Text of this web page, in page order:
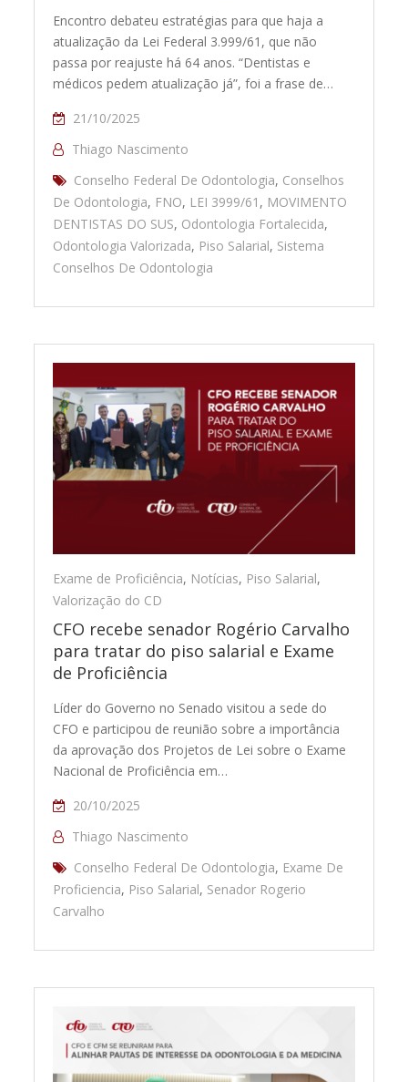
Encontro debateu estratégias para que haja a
atualização da Lei Federal 3.999/61, que não
passa por reajuste há 64 anos. “Dentistas e
médicos pedem atualização já”, foi a frase de…
21/10/2025
Thiago Nascimento
Conselho Federal De Odontologia, Conselhos
De Odontologia, FNO, LEI 3999/61 , MOVIMENTO
DENTISTAS DO SUS, Odontologia Fortalecida,
Odontologia Valorizada, Piso Salarial, Sistema
Conselhos De Odontologia
Exame de Proficiência, Notícias, Piso Salarial,
Valorização do CD
CFO recebe senador Rogério Carvalho
para tratar do piso salarial e Exame
de Proficiência
Líder do Governo no Senado visitou a sede do
CFO e participou de reunião sobre a importância
da aprovação dos Projetos de Lei sobre o Exame
Nacional de Proficiência em…
20/10/2025
Thiago Nascimento
Conselho Federal De Odontologia, Exame De
Proficiencia, Piso Salarial, Senador Rogerio
Carvalho